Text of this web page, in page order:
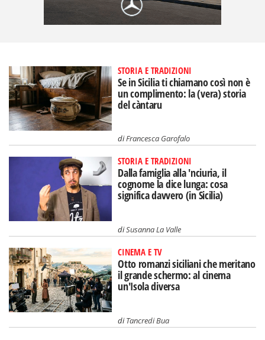
STORIA E TRADIZIONI
Se in Sicilia ti chiamano così non è
un complimento: la (vera) storia
del càntaru
diFrancesca Garofalo
STORIA E TRADIZIONI
Dalla famiglia alla 'nciuria, il
cognome la dice lunga: cosa
significa davvero (in Sicilia)
diSusanna La Valle
CINEMA E TV
Otto romanzi siciliani che meritano
il grande schermo: al cinema
un'Isola diversa
diTancredi Bua